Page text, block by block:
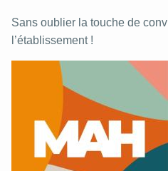
Sans oublier la touche de
l’établissement !